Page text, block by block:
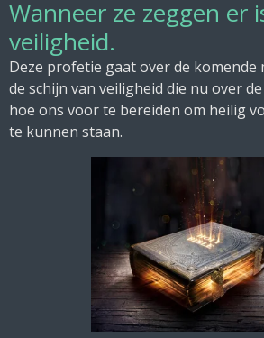
Wanneer ze zeggen er
veiligheid.
Deze profetie gaat over de komende
de schijn van veiligheid die nu over
hoe ons voor te bereiden om heilig
te kunnen staan.